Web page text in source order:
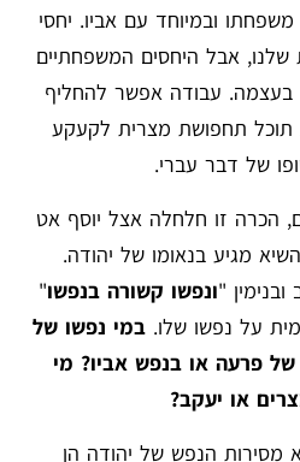
ובמיוחד עם אביו. יחסי
אבל היחסים המשפחתיים
בעצמה. עבודה אפשר להחליף
תחפושת מצרית לקעקע
של דבר עברי.
הכרה זו חלחלה אצל יוסף אט
מגיע בנאומו של יהודה.
"ונפשו קשורה בנפשו"
על נפשו שלו. במי נפשו של
פרעה או בנפש אביו? מי
או יעקב?
מסירות הנפש של יהודה הן